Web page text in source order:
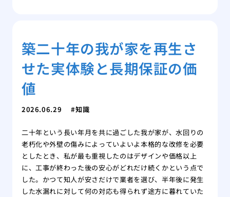
築二十年の我が家を再生さ
せた実体験と長期保証の価
値
2026.06.29 知識
二十年という長い年月を共に過ごした我が家が、水回りの
老朽化や外壁の傷みによっていよいよ本格的な改修を必要
としたとき、私が最も重視したのはデザインや価格以上
に、工事が終わった後の安心がどれだけ続くかという点で
した。かつて知人が安さだけで業者を選び、半年後に発生
した水漏れに対して何の対応も得られず途方に暮れていた